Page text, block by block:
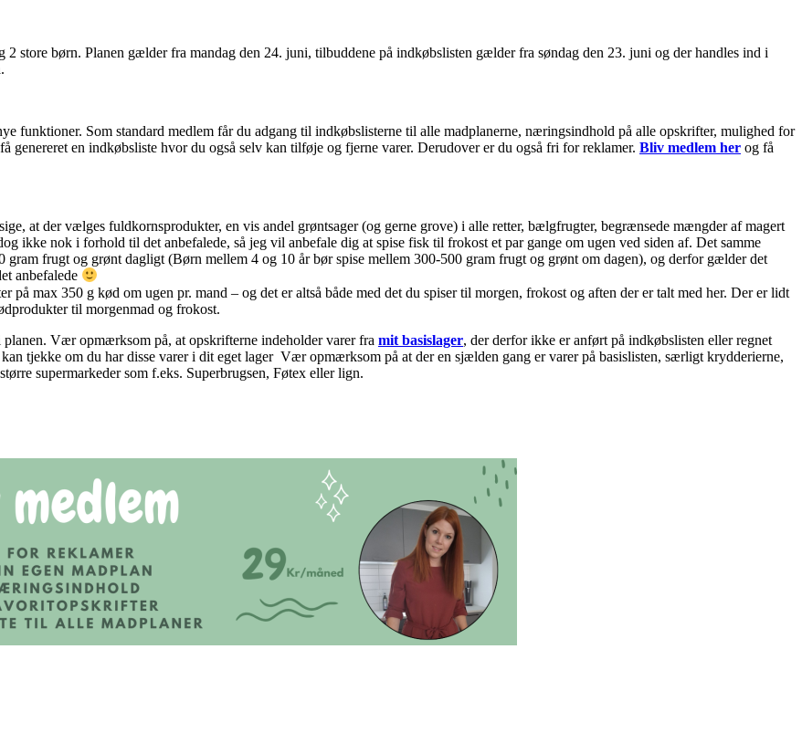
2 store børn. Planen gælder fra mandag den 24. juni, tilbuddene på indkøbslisten gælder fra søndag den 23. juni og der handles ind i
funktioner. Som standard medlem får du adgang til indkøbslisterne til alle madplanerne, næringsindhold på alle opskrifter, mulighed for
genereret en indkøbsliste hvor du også selv kan tilføje og fjerne varer. Derudover er du også fri for reklamer. Bliv medlem her og få
at der vælges fuldkornsprodukter, en vis andel grøntsager (og gerne grove) i alle retter, bælgfrugter, begrænsede mængder af magert
ikke nok i forhold til det anbefalede, så jeg vil anbefale dig at spise fisk til frokost et par gange om ugen ved siden af. Det samme
gram frugt og grønt dagligt (Børn mellem 4 og 10 år bør spise mellem 300-500 gram frugt og grønt om dagen), og derfor gælder det
anbefalede
max 350 g kød om ugen pr. mand – og det er altså både med det du spiser til morgen, frokost og aften der er talt med her. Der er lidt
til morgenmad og frokost.
Vær opmærksom på, at opskrifterne indeholder varer fra mit basislager, der derfor ikke er anført på indkøbslisten eller regnet
tjekke om du har disse varer i dit eget lager Vær opmærksom på at der en sjælden gang er varer på basislisten, særligt krydderierne,
supermarkeder som f.eks. Superbrugsen, Føtex eller lign.